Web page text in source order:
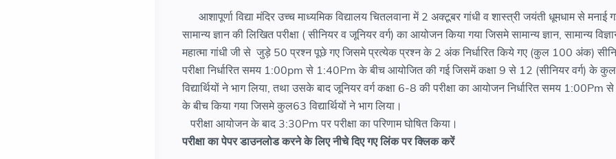
आशापूर्णा विद्या मंदिर उच्च माध्यमिक विद्यालय चितलवाना में 2 अक्टूबर गांधी व शास्त्री जयंती धूमधाम से मनाई
सामान्य ज्ञान की लिखित परीक्षा ( सीनियर व जूनियर वर्ग) का आयोजन किया गया जिसमे सामान्य ज्ञान, सामान्य
महात्मा गांधी जी से जुड़े 50 प्रश्न पूछे गए जिसमे प्रत्येक प्रश्न के 2 अंक निर्धारित किये गए (कुल 100 अंक)
परीक्षा निर्धारित समय 1:00pm से 1:40Pm के बीच आयोजित की गई जिसमें कक्षा 9 से 12 (सीनियर वर्ग) के
विद्यार्थियों ने भाग लिया, तथा उसके बाद जूनियर वर्ग कक्षा 6-8 की परीक्षा का आयोजन निर्धारित समय
के बीच किया गया जिसमे कुल63 विद्यार्थियों ने भाग लिया।
परीक्षा आयोजन के बाद 3:30Pm पर परीक्षा का परिणाम घोषित किया।
परीक्षा का पेपर डाउनलोड करने के लिए नीचे दिए गए लिंक पर क्लिक करें